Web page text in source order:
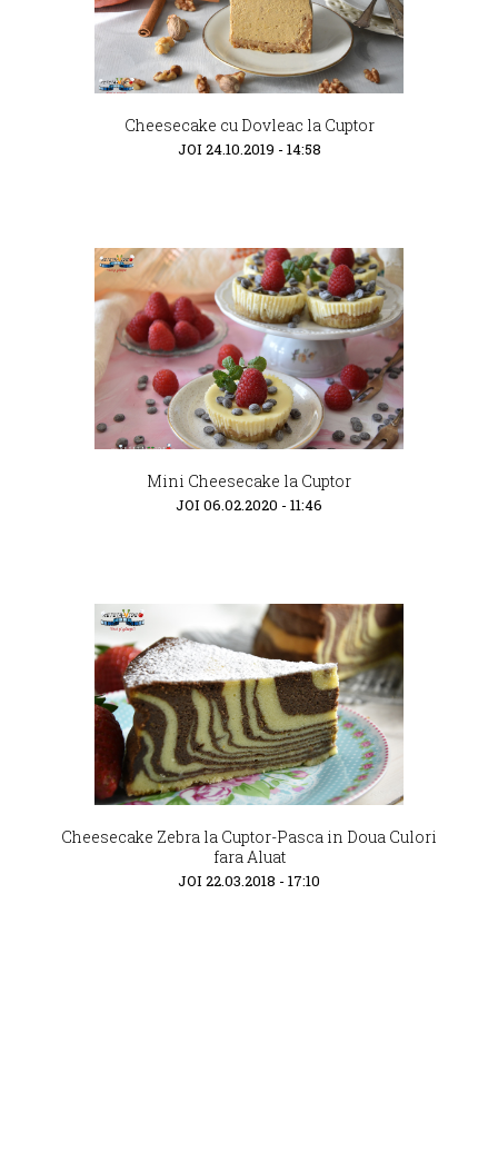
Cheesecake cu Dovleac la Cuptor
JOI 24.10.2019 - 14:58
Mini Cheesecake la Cuptor
JOI 06.02.2020 - 11:46
Cheesecake Zebra la Cuptor-Pasca in Doua Culori
fara Aluat
JOI 22.03.2018 - 17:10